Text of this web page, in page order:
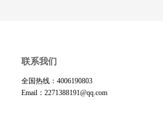
联系我们
全国热线：4006190803
Email：2271388191@qq.com